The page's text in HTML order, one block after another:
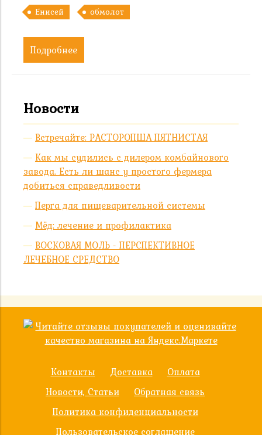
Енисей
обмолот
Подробнее
Новости
Встречайте: РАСТОРОПША ПЯТНИСТАЯ
Как мы судились с дилером комбайнового
завода. Есть ли шанс у простого фермера
добиться справедливости
Перга для пищеварительной системы
Мёд: лечение и профилактика
ВОСКОВАЯ МОЛЬ - ПЕРСПЕКТИВНОЕ
ЛЕЧЕБНОЕ СРЕДСТВО
Контакты Доставка
Оплата
Новости, Статьи
Обратная связь
Политика конфиденциальности
Пользовательское соглашение